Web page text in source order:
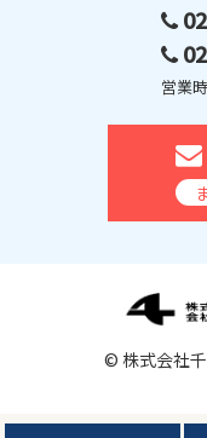
営業
© 株式会社